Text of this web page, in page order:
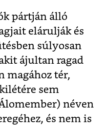
pártján álló
elárulják és
súlyosan
ájultan ragad
magához tér,
sem
néven
és nem is